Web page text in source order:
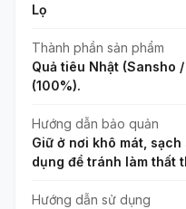
Lọ
Thành phần sản phẩm
Quả tiêu Nhật (Sansho
(100%).
Hướng dẫn bảo quản
Giữ ở nơi khô mát,
dụng để tránh làm thất
Hướng dẫn sử dụng